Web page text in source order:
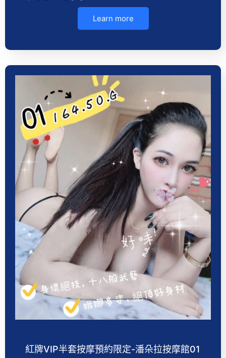
Learn more
紅牌VIP半套按摩預約限定-潘朵拉按摩館01